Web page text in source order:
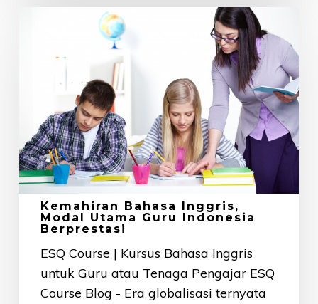
Inggris,
Guru
Indonesia
Berprestasi
Kemahiran Bahasa Inggris,
Modal Utama Guru Indonesia
Berprestasi
ESQ Course | Kursus Bahasa Inggris
untuk Guru atau Tenaga Pengajar ESQ
Course Blog - Era globalisasi ternyata